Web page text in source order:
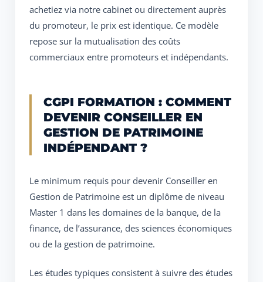
achetiez via notre cabinet ou directement auprès
du promoteur, le prix est identique. Ce modèle
repose sur la mutualisation des coûts
commerciaux entre promoteurs et indépendants.
CGPI FORMATION : COMMENT
DEVENIR CONSEILLER EN
GESTION DE PATRIMOINE
INDÉPENDANT ?
Le minimum requis pour devenir Conseiller en
Gestion de Patrimoine est un diplôme de niveau
Master 1 dans les domaines de la banque, de la
finance, de l’assurance, des sciences économiques
ou de la gestion de patrimoine.
Les études typiques consistent à suivre des études